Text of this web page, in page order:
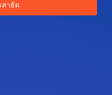
สาธิต